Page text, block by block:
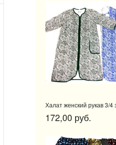
172,00 руб.